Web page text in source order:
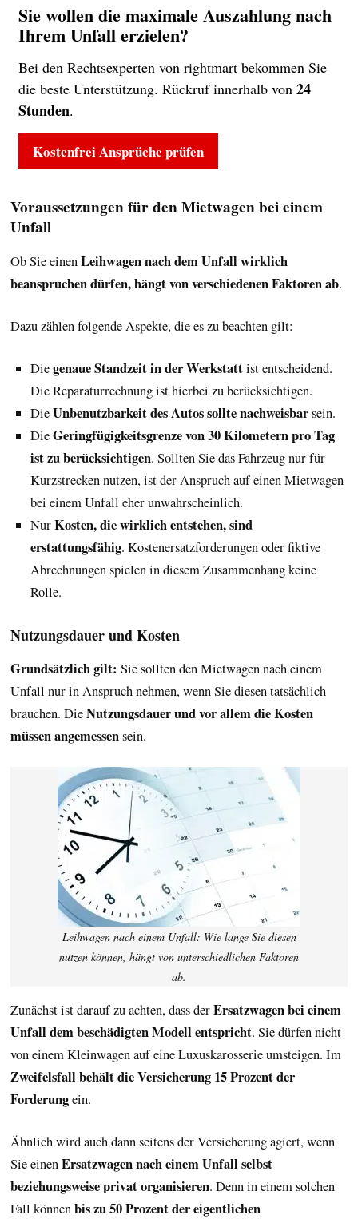
Sie wollen die maximale Auszahlung nach
Ihrem Unfall erzielen?
Bei den Rechtsexperten von rightmart bekommen Sie
die beste Unterstützung. Rückruf innerhalb von 24
Stunden.
Kostenfrei Ansprüche prüfen
Voraussetzungen für den Mietwagen bei einem
Unfall
Ob Sie einenLeihwagen nach dem Unfall wirklich
beanspruchen dürfen, hängt von verschiedenen Faktoren ab.
Dazu zählen folgende Aspekte, die es zu beachten gilt:
Diegenaue Standzeit in der Werkstattist entscheidend.
Die Reparaturrechnung ist hierbei zu berücksichtigen.
DieUnbenutzbarkeit des Autos sollte nachweisbarsein.
DieGeringfügigkeitsgrenze von 30 Kilometern pro Tag
ist zu berücksichtigen. Sollten Sie das Fahrzeug nur für
Kurzstrecken nutzen, ist der Anspruch auf einen Mietwagen
bei einem Unfall eher unwahrscheinlich.
NurKosten, die wirklich entstehen, sind
erstattungsfähig. Kostenersatzforderungen oder fiktive
Abrechnungen spielen in diesem Zusammenhang keine
Rolle.
Nutzungsdauer und Kosten
Grundsätzlich gilt: Sie sollten den Mietwagen nach einem
Unfall nur in Anspruch nehmen, wenn Sie diesen tatsächlich
brauchen. DieNutzungsdauer und vor allem die Kosten
müssen angemessensein.
Leihwagen nach einem Unfall: Wie lange Sie diesen
nutzen können, hängt von unterschiedlichen Faktoren
ab.
Zunächst ist darauf zu achten, dass derErsatzwagen bei einem
Unfall dem beschädigten Modell entspricht. Sie dürfen nicht
von einem Kleinwagen auf eine Luxuskarosserie umsteigen. Im
Zweifelsfall behält die Versicherung 15 Prozent der
Forderungein.
Ähnlich wird auch dann seitens der Versicherung agiert, wenn
Sie einenErsatzwagen nach einem Unfall selbst
beziehungsweise privat organisieren. Denn in einem solchen
Fall könnenbis zu 50 Prozent der eigentlichen